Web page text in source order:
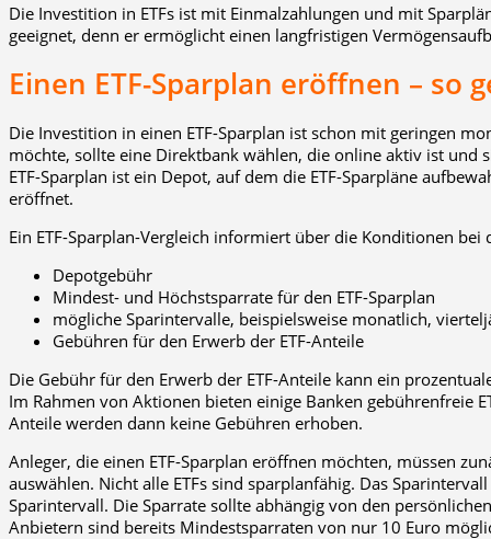
Die Investition in ETFs ist mit Einmalzahlungen und mit
geeignet, denn er ermöglicht einen langfristigen
Einen ETF-Sparplan eröffnen – so
Die Investition in einen ETF-Sparplan ist schon mit geringen
möchte, sollte eine Direktbank wählen, die online aktiv ist und
ETF-Sparplan ist ein Depot, auf dem die ETF-Sparpläne
eröffnet.
Ein ETF-Sparplan-Vergleich informiert über die Konditionen bei
Depotgebühr
Mindest- und Höchstsparrate für den ETF-Sparplan
mögliche Sparintervalle, beispielsweise monatlich,
Gebühren für den Erwerb der ETF-Anteile
Die Gebühr für den Erwerb der ETF-Anteile kann ein
Im Rahmen von Aktionen bieten einige Banken gebührenfreie
Anteile werden dann keine Gebühren erhoben.
Anleger, die einen ETF-Sparplan eröffnen möchten, müssen
auswählen. Nicht alle ETFs sind sparplanfähig. Das
Sparintervall. Die Sparrate sollte abhängig von den
Anbietern sind bereits Mindestsparraten von nur 10 Euro